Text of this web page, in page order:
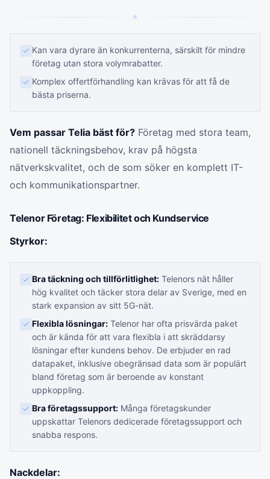
Kan vara dyrare än konkurrenterna, särskilt för mindre
företag utan stora volymrabatter.
Komplex offertförhandling kan krävas för att få de
bästa priserna.
Vem passar Telia bäst för? Företag med stora team,
nationell täckningsbehov, krav på högsta
nätverkskvalitet, och de som söker en komplett IT-
och kommunikationspartner.
Telenor Företag: Flexibilitet och Kundservice
Styrkor:
Bra täckning och tillförlitlighet: Telenors nät håller
hög kvalitet och täcker stora delar av Sverige, med en
stark expansion av sitt 5G-nät.
Flexibla lösningar: Telenor har ofta prisvärda paket
och är kända för att vara flexibla i att skräddarsy
lösningar efter kundens behov. De erbjuder en rad
datapaket, inklusive obegränsad data som är populärt
bland företag som är beroende av konstant
uppkoppling.
Bra företagssupport: Många företagskunder
uppskattar Telenors dedicerade företagssupport och
snabba respons.
Nackdelar: